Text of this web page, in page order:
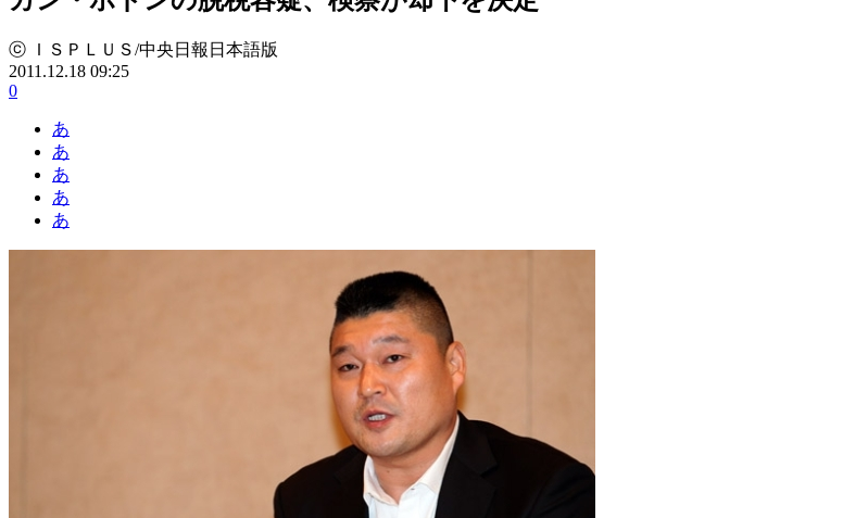
ⓒ ＩＳＰＬＵＳ/中央日報日本語版
2011.12.18 09:25
0
あ
あ
あ
あ
あ